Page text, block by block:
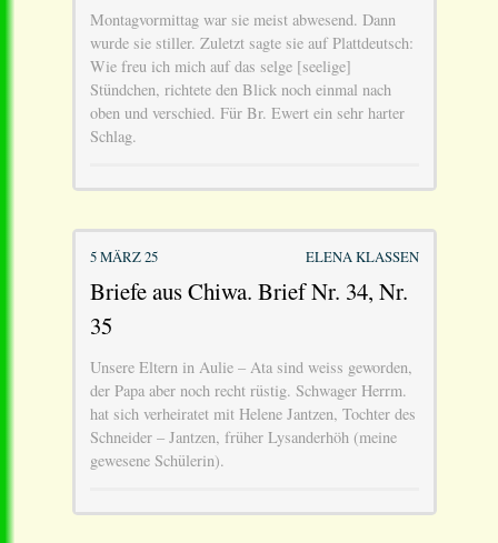
Montagvormittag war sie meist abwesend. Dann
wurde sie stiller. Zuletzt sagte sie auf Plattdeutsch:
Wie freu ich mich auf das selge [seelige]
Stündchen, richtete den Blick noch einmal nach
oben und verschied. Für Br. Ewert ein sehr harter
Schlag.
5 MÄRZ 25 ELENA KLASSEN
Briefe aus Chiwa. Brief Nr. 34, Nr.
35
Unsere Eltern in Aulie – Ata sind weiss geworden,
der Papa aber noch recht rüstig. Schwager Herrm.
hat sich verheiratet mit Helene Jantzen, Tochter des
Schneider – Jantzen, früher Lysanderhöh (meine
gewesene Schülerin).